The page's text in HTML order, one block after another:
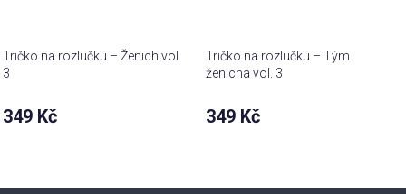
Tričko na rozlučku – Ženich vol.
3
349 Kč
Tričko na rozlučku – Tým
ženicha vol. 3
349 Kč